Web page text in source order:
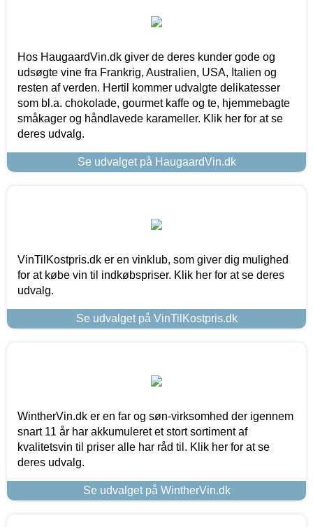
Hos HaugaardVin.dk giver de deres kunder gode og
udsøgte vine fra Frankrig, Australien, USA, Italien og
resten af verden. Hertil kommer udvalgte delikatesser
som bl.a. chokolade, gourmet kaffe og te, hjemmebagte
småkager og håndlavede karameller. Klik her for at se
deres udvalg.
Se udvalget på HaugaardVin.dk
VinTilKostpris.dk er en vinklub, som giver dig mulighed
for at købe vin til indkøbspriser. Klik her for at se deres
udvalg.
Se udvalget på VinTilKostpris.dk
WintherVin.dk er en far og søn-virksomhed der igennem
snart 11 år har akkumuleret et stort sortiment af
kvalitetsvin til priser alle har råd til. Klik her for at se
deres udvalg.
Se udvalget på WintherVin.dk